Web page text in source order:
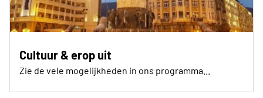
Cultuur & erop uit
Zie de vele mogelijkheden in ons programma...